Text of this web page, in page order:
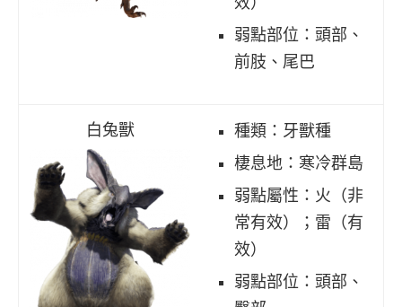
弱點部位：頭部、
前肢、尾巴
白兔獸
種類：牙獸種
棲息地：寒冷群島
弱點屬性：火（非
常有效）；雷（有
效）
弱點部位：頭部、